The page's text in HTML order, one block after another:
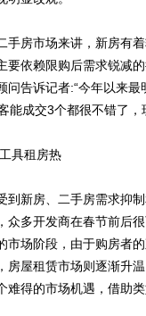
房市场来讲，新房有着
要依赖限购后需求锐减
问告诉记者:“今年以来
能成交3个都很不错了，
具租房热
新房、二手房需求抑制
众多开发商在春节前后
市场阶段，由于购房者
房屋租赁市场则逐渐升
难得的市场机遇，借助